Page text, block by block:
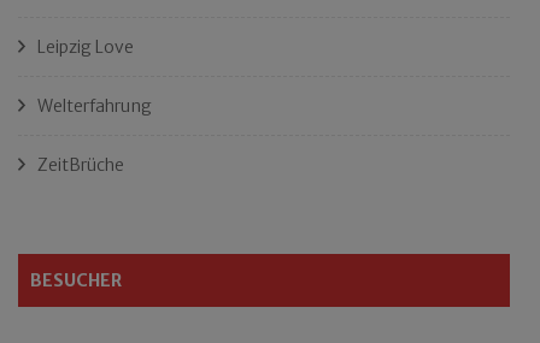
Leipzig Love
Welterfahrung
ZeitBrüche
BESUCHER